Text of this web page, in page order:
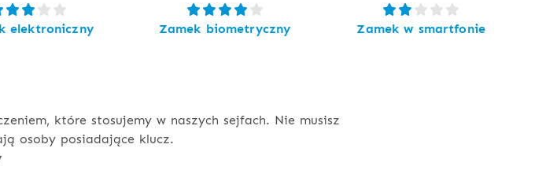
elektroniczny Zamek biometryczny Zamek w smartfonie
które stosujemy w naszych sejfach. Nie musisz
osoby posiadające klucz.